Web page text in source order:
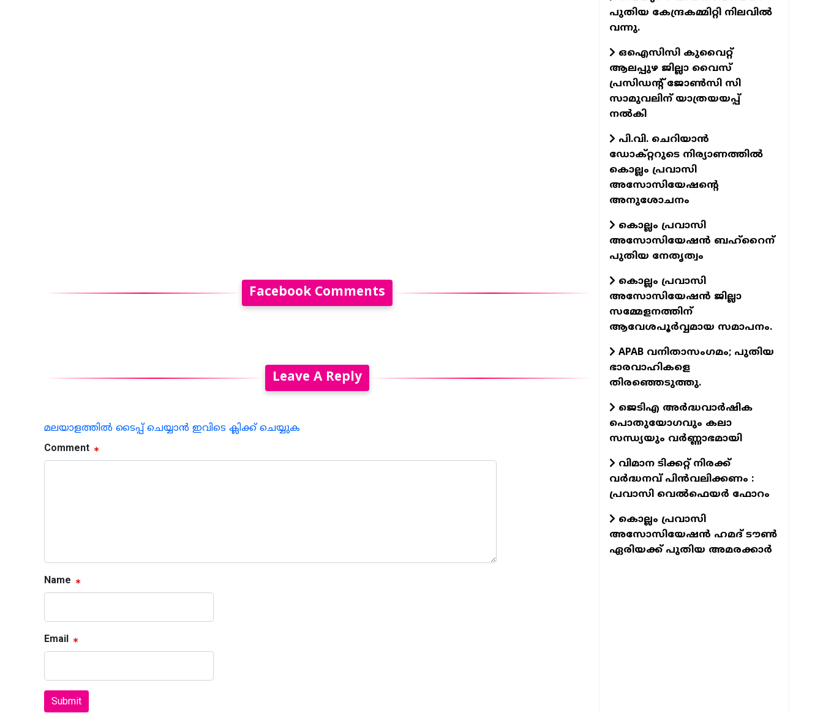
Facebook Comments
Leave A Reply
മലയാളത്തില്‍ ടൈപ്പ് ചെയ്യാന്‍ ഇവിടെ ക്ലിക്ക് ചെയ്യുക
Comment
Name
Email
Submit
പുതിയ കേന്ദ്രകമ്മിറ്റി നിലവില്‍
വന്നു.
ഒഐസിസി കുവൈറ്റ്
ആലപ്പുഴ ജില്ലാ വൈസ്
പ്രസിഡന്റ് ജോണ്‍സി സി
സാമുവലിന് യാത്രയയപ്പ്
നല്‍കി
പി.വി. ചെറിയാന്‍
ഡോക്റ്ററുടെ നിര്യാണത്തില്‍
കൊല്ലം പ്രവാസി
അസോസിയേഷന്റെ
അനുശോചനം
കൊല്ലം പ്രവാസി
അസോസിയേഷന്‍ ബഹ്‌റൈന്
പുതിയ നേതൃത്വം
കൊല്ലം പ്രവാസി
അസോസിയേഷന്‍ ജില്ലാ
സമ്മേളനത്തിന്
ആവേശപൂര്‍വ്വമായ സമാപനം.
APAB വനിതാസംഗമം; പുതിയ
ഭാരവാഹികളെ
തിരഞ്ഞെടുത്തു.
ജെടിഎ അര്‍ദ്ധവാര്‍ഷിക
പൊതുയോഗവും കലാ
സന്ധ്യയും വര്‍ണ്ണാഭമായി
വിമാന ടിക്കറ്റ് നിരക്ക്
വർദ്ധനവ് പിൻവലിക്കണം :
പ്രവാസി വെൽഫെയർ ഫോറം
കൊല്ലം പ്രവാസി
അസോസിയേഷന്‍ ഹമദ് ടൗണ്‍
ഏരിയക്ക് പുതിയ അമരക്കാര്‍